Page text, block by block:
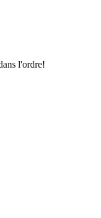
l'ordre!